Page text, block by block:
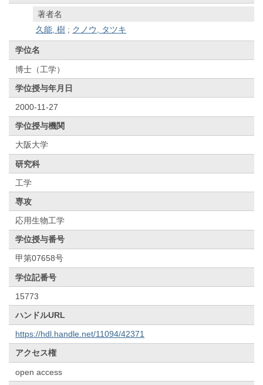
著者名
久能, 樹 ; クノウ, タツキ
学位名
博士（工学）
学位授与年月日
2000-11-27
学位授与機関
大阪大学
研究科
工学
専攻
応用生物工学
学位授与番号
甲第07658号
学位記番号
15773
ハンドルURL
https://hdl.handle.net/11094/42371
アクセス権
open access